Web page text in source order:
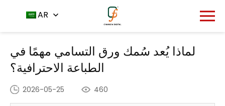
AR
الصفحة الرئيسية مركز الأخبار
لماذا يُعد سُمك ورق التسامي
لماذا يُعد سُمك ورق التسامي مهمًا في
الطباعة الاحترافية؟
2026-05-25 460